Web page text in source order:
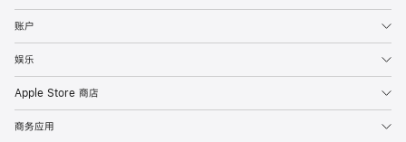
账户
娱乐
Apple Store 商店
商务应用